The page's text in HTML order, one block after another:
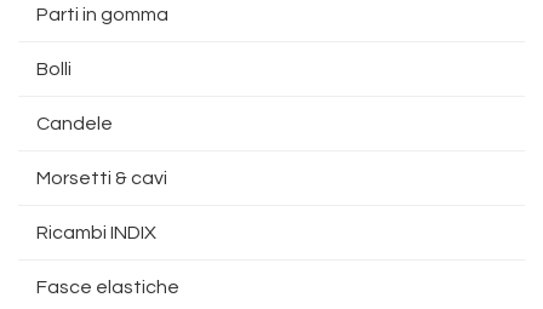
Parti in gomma
Bolli
Candele
Morsetti & cavi
Ricambi INDIX
Fasce elastiche